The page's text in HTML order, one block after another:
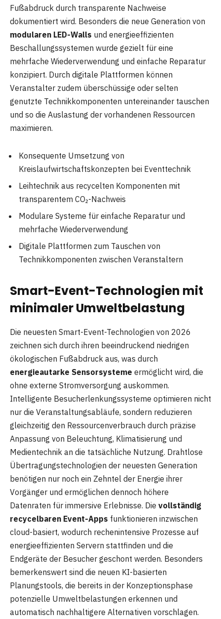
Fußabdruck durch transparente Nachweise
dokumentiert wird. Besonders die neue Generation von
modularen LED-Walls und energieeffizienten
Beschallungssystemen wurde gezielt für eine
mehrfache Wiederverwendung und einfache Reparatur
konzipiert. Durch digitale Plattformen können
Veranstalter zudem überschüssige oder selten
genutzte Technikkomponenten untereinander tauschen
und so die Auslastung der vorhandenen Ressourcen
maximieren.
Konsequente Umsetzung von
Kreislaufwirtschaftskonzepten bei Eventtechnik
Leihtechnik aus recycelten Komponenten mit
transparentem CO₂-Nachweis
Modulare Systeme für einfache Reparatur und
mehrfache Wiederverwendung
Digitale Plattformen zum Tauschen von
Technikkomponenten zwischen Veranstaltern
Smart-Event-Technologien mit
minimaler Umweltbelastung
Die neuesten Smart-Event-Technologien von 2026
zeichnen sich durch ihren beeindruckend niedrigen
ökologischen Fußabdruck aus, was durch
energieautarke Sensorsysteme ermöglicht wird, die
ohne externe Stromversorgung auskommen.
Intelligente Besucherlenkungssysteme optimieren nicht
nur die Veranstaltungsabläufe, sondern reduzieren
gleichzeitig den Ressourcenverbrauch durch präzise
Anpassung von Beleuchtung, Klimatisierung und
Medientechnik an die tatsächliche Nutzung. Drahtlose
Übertragungstechnologien der neuesten Generation
benötigen nur noch ein Zehntel der Energie ihrer
Vorgänger und ermöglichen dennoch höhere
Datenraten für immersive Erlebnisse. Die vollständig
recycelbaren Event-Apps funktionieren inzwischen
cloud-basiert, wodurch rechenintensive Prozesse auf
energieeffizienten Servern stattfinden und die
Endgeräte der Besucher geschont werden. Besonders
bemerkenswert sind die neuen KI-basierten
Planungstools, die bereits in der Konzeptionsphase
potenzielle Umweltbelastungen erkennen und
automatisch nachhaltigere Alternativen vorschlagen.